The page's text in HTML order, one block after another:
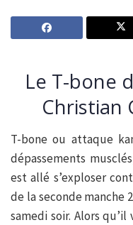
Le T-bone
Christian
T-bone ou attaque
dépassements
est allé s’exploser
de la seconde manche
samedi soir. Alors